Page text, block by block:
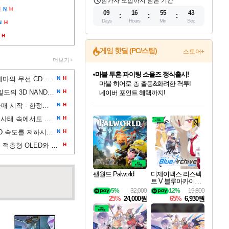
N H
H
H
더보기+
코지마 히데오가 데스 스트랜딩 2 테마의 무선 CD 플레이어를 공개했습니다. 한정판으로 출시되는 이 제품은 약 160달러 N H
키옥시아와 샌디스크는 세계 최고 밀도의 3D NAND 플래시를 선보였습니다 N H
둠 기념 황금 플로피 디스크 예약 판매 시작 - 한정판 '모조 금도금' 더미 디스크 2개와 상자가 게임스톱에서 30달러에 판매 N H
마이크로소프트는 메모리 부족 사태 속에서도 8GB RAM으로 윈도우 11을 원활하게 작동시키겠다고 약속 N H
메인보드의 M.2 SSD 방열판이 SSD 속도를 저하시킬 수 있습니다. 테스트한 20개 보드 중 6개만 방열판과 완전히 접촉했습니다. N H
보도에 따르면 LG디스플레이는 3중 적층형 OLED와 유사한 화질을 가진 저가형 2중 레이어 탠덤 W-OLED 디스플레이를 개발 중 H
09
Days
16
Hours
55
Min
42
Sec
게임 핫딜 (PC/스팀) 스토어+
최대 90% 할인가를 만나보세요!
네이버혜택과 함께 만나보세요!
50%할인&추가 적립까지!
마블 투혼 파이팅 소울즈 정식출시!
마블 히어로 총 출동&화려한 격투!
네이버 포인트 혜택까지!
이니&베니 혜택까지!
네이버 혜택가와 함께 예약하세요!
할인&네이버혜택으로 만나보세요!
네이버페이 혜택과 만나보세요!
40주년 프로모션으로 만나보세요!
할인가에 만나보세요!
일부 에디션 상시 할인!
혜택으로 예약 판매 중
편안하게 충전하세요
팰월드 Palworld
32,000
5%
25% 24,000원
디제이맥스 리스펙
트 V 블루아카이브
팩 DJMAX RESPE
CT V Blue Archive P
ack DLC
19,800
12%
65% 6,930원